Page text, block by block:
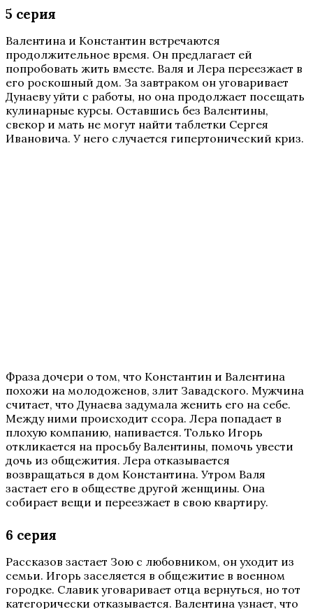
5 серия
Валентина и Константин встречаются
продолжительное время. Он предлагает ей
попробовать жить вместе. Валя и Лера переезжает в
его роскошный дом. За завтраком он уговаривает
Дунаеву уйти с работы, но она продолжает посещать
кулинарные курсы. Оставшись без Валентины,
свекор и мать не могут найти таблетки Сергея
Ивановича. У него случается гипертонический криз.
Фраза дочери о том, что Константин и Валентина
похожи на молодоженов, злит Завадского. Мужчина
считает, что Дунаева задумала женить его на себе.
Между ними происходит ссора. Лера попадает в
плохую компанию, напивается. Только Игорь
откликается на просьбу Валентины, помочь увести
дочь из общежития. Лера отказывается
возвращаться в дом Константина. Утром Валя
застает его в обществе другой женщины. Она
собирает вещи и переезжает в свою квартиру.
6 серия
Рассказов застает Зою с любовником, он уходит из
семьи. Игорь заселяется в общежитие в военном
городке. Славик уговаривает отца вернуться, но тот
категорически отказывается. Валентина узнает, что